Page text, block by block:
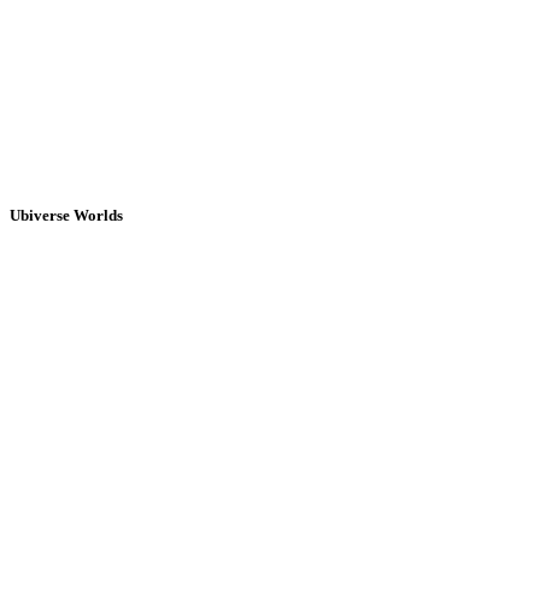
Ubiverse Worlds